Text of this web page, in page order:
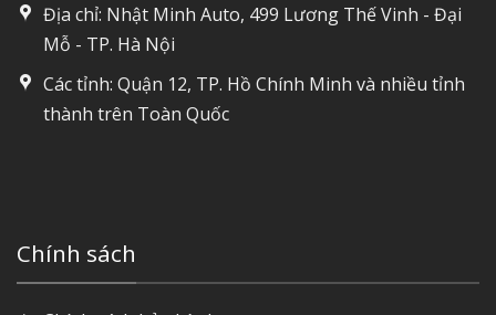
Địa chỉ: Nhật Minh Auto, 499 Lương Thế Vinh - Đại
Mỗ - TP. Hà Nội
Các tỉnh: Quận 12, TP. Hồ Chính Minh và nhiều tỉnh
thành trên Toàn Quốc
Chính sách